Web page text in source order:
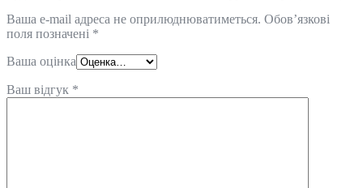
Ваша e-mail адреса не оприлюднюватиметься. Обов’язкові
поля позначені *
Ваша оцінка
Ваш відгук *